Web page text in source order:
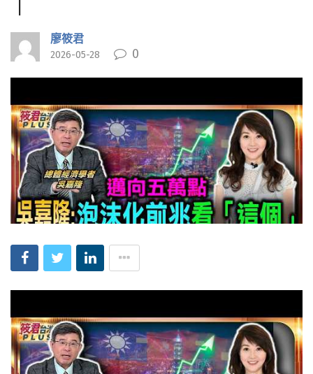
廖筱君
2026-05-28 0